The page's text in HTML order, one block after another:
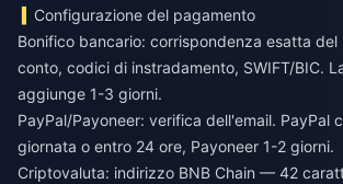
Configurazione del pagamento
Bonifico bancario: corrispondenza esatta del
conto, codici di instradamento, SWIFT/BIC.
aggiunge 1-3 giorni.
PayPal/Payoneer: verifica dell'email. PayPal
giornata o entro 24 ore, Payoneer 1-2 giorni.
Criptovaluta: indirizzo BNB Chain — 42